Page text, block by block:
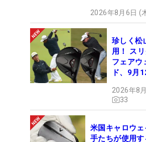
2026年8月6日 (
珍しく松
用！ ス
フェアウ
ド、9月
2026年8
33
米国キャロウ
手たちが使用